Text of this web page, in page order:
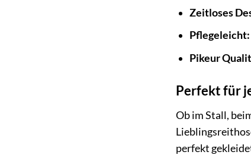
Zeitloses
Pflegeleicht:
Pikeur
Perfekt für
Ob im Stall,
perfekt